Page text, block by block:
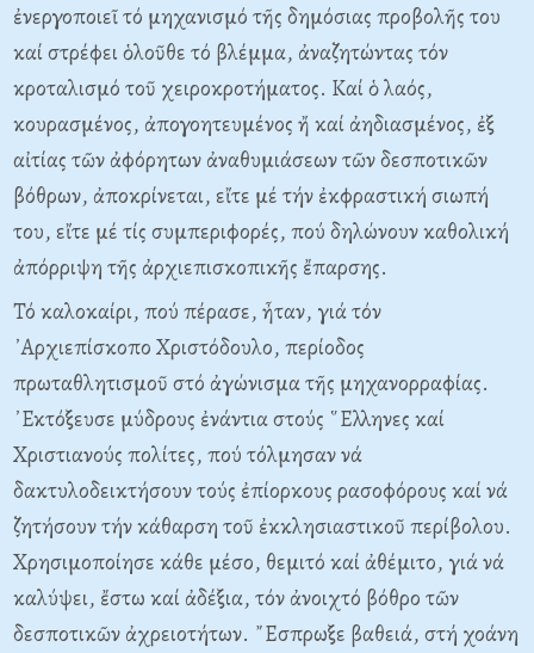
ἐνεργοποιεῖ τό μηχανισμό τῆς δημόσιας προβολῆς του
καί στρέφει ὁλοῦθε τό βλέμμα, ἀναζητώντας τόν
κροταλισμό τοῦ χειροκροτήματος. Καί ὁ λαός,
κουρασμένος, ἀπογοητευμένος ἤ καί ἀηδιασμένος, ἐξ
αἰτίας τῶν ἀφόρητων ἀναθυμιάσεων τῶν δεσποτικῶν
βόθρων, ἀποκρίνεται, εἴτε μέ τήν ἐκφραστική σιωπή
του, εἴτε μέ τίς συμπεριφορές, πού δηλώνουν καθολική
ἀπόρριψη τῆς ἀρχιεπισκοπικῆς ἔπαρσης.
Τό καλοκαίρι, πού πέρασε, ἦταν, γιά τόν
᾿Αρχιεπίσκοπο Χριστόδουλο, περίοδος
πρωταθλητισμοῦ στό ἀγώνισμα τῆς μηχανορραφίας.
᾿Εκτόξευσε μύδρους ἐνάντια στούς ῞Ελληνες καί
Χριστιανούς πολίτες, πού τόλμησαν νά
δακτυλοδεικτήσουν τούς ἐπίορκους ρασοφόρους καί νά
ζητήσουν τήν κάθαρση τοῦ ἐκκλησιαστικοῦ περίβολου.
Χρησιμοποίησε κάθε μέσο, θεμιτό καί ἀθέμιτο, γιά νά
καλύψει, ἔστω καί ἀδέξια, τόν ἀνοιχτό βόθρο τῶν
δεσποτικῶν ἀχρειοτήτων. ῎Εσπρωξε βαθειά, στή χοάνη